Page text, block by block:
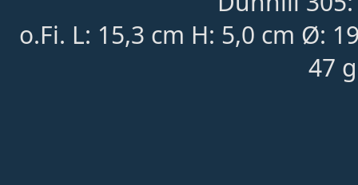
o.Fi. L: 15,3 cm H: 5,0 cm Ø:
47